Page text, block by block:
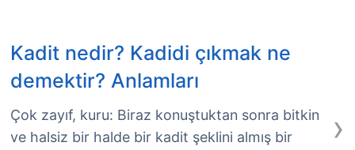
Kadit nedir? Kadidi çıkmak ne
demektir? Anlamları
›
Çok zayıf, kuru: Biraz konuştuktan sonra bitkin
ve halsiz bir halde bir kadit şeklini almış bir